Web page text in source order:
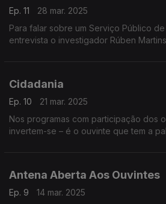
Ep. 11
28 mar. 2025
Para falar sobre um Serviço Público
entrevista o investigador Rúben
Cidadania
Ep. 10
21 mar. 2025
Nos programas com participação dos
invertem-se – é o ouvinte que tem a
Antena Aberta Aos Ouvintes
Ep. 9
14 mar. 2025